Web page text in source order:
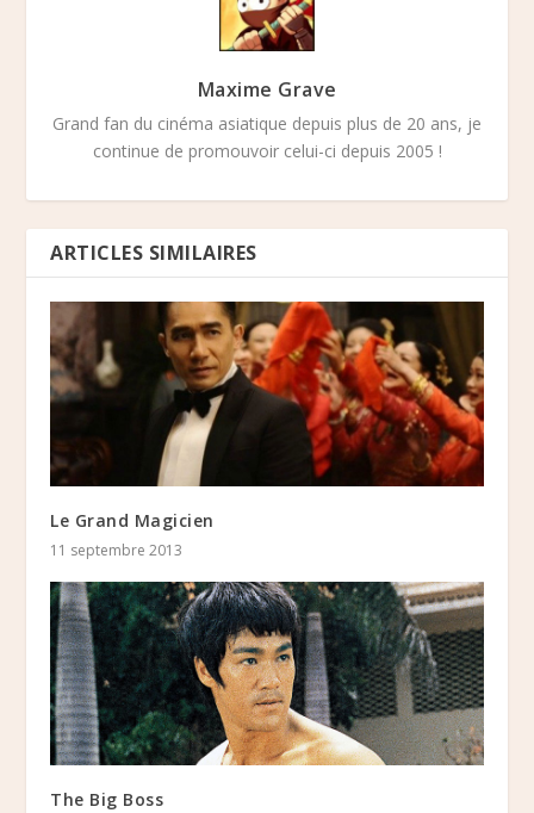
Maxime Grave
Grand fan du cinéma asiatique depuis plus de 20 ans, je
continue de promouvoir celui-ci depuis 2005 !
ARTICLES SIMILAIRES
Le Grand Magicien
11 septembre 2013
The Big Boss